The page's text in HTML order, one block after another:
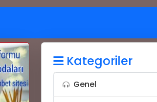
Kategoriler
Genel